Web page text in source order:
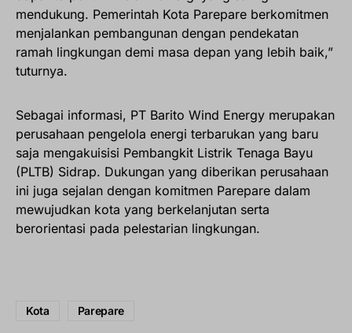
mendukung. Pemerintah Kota Parepare berkomitmen
menjalankan pembangunan dengan pendekatan
ramah lingkungan demi masa depan yang lebih baik,”
tuturnya.
Sebagai informasi, PT Barito Wind Energy merupakan
perusahaan pengelola energi terbarukan yang baru
saja mengakuisisi Pembangkit Listrik Tenaga Bayu
(PLTB) Sidrap. Dukungan yang diberikan perusahaan
ini juga sejalan dengan komitmen Parepare dalam
mewujudkan kota yang berkelanjutan serta
berorientasi pada pelestarian lingkungan.
Kota Parepare